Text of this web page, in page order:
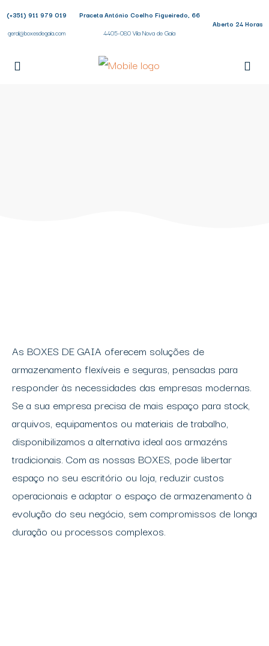
(+351) 911 979 019
geral@boxesdegaia.com
Praceta António Coelho Figueiredo, 66
4405-080 Vila Nova de Gaia
Aberto 24 Horas
As BOXES DE GAIA oferecem soluções de
armazenamento flexíveis e seguras, pensadas para
responder às necessidades das empresas modernas.
Se a sua empresa precisa de mais espaço para stock,
arquivos, equipamentos ou materiais de trabalho,
disponibilizamos a alternativa ideal aos armazéns
tradicionais. Com as nossas BOXES, pode libertar
espaço no seu escritório ou loja, reduzir custos
operacionais e adaptar o espaço de armazenamento à
evolução do seu negócio, sem compromissos de longa
duração ou processos complexos.